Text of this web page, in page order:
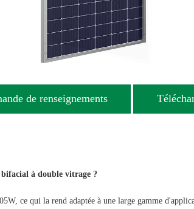
de renseignements
bifacial à double vitrage ?
ce qui la rend adaptée à une large gamme